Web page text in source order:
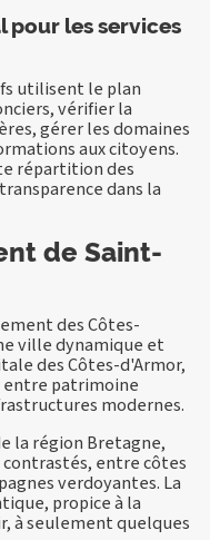
les services
utilisent le plan
vérifier la
gérer les domaines
aux citoyens.
répartition des
dans la
de Saint-
des Côtes-
ville dynamique et
des Côtes-d'Armor,
entre patrimoine
modernes.
la région Bretagne,
entre côtes
verdoyantes. La
propice à la
à seulement quelques